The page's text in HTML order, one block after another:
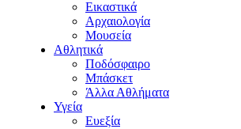
Εικαστικά
Αρχαιολογία
Μουσεία
Αθλητικά
Ποδόσφαιρο
Μπάσκετ
Άλλα Αθλήματα
Υγεία
Ευεξία